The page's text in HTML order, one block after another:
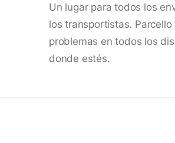
Un lugar para todos los
los transportistas. Parcello
problemas en todos los
donde estés.